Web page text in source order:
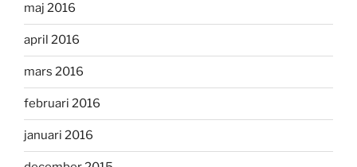
maj 2016
april 2016
mars 2016
februari 2016
januari 2016